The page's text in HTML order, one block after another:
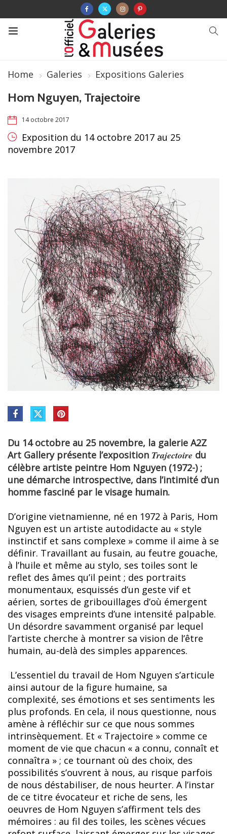
Home Galeries Expositions Galeries
Hom Nguyen, Trajectoire
14 octobre 2017
Exposition du 14 octobre 2017 au 25
novembre 2017
Du 14 octobre au 25 novembre, la galerie A2Z
Art Gallery présente l’exposition Trajectoire du
célèbre artiste peintre Hom Nguyen (1972-);
une démarche introspective, dans l’intimité d’un
homme fasciné par le visage humain.
D’origine vietnamienne, né en 1972 à Paris, Hom
Nguyen est un artiste autodidacte au « style
instinctif et sans complexe » comme il aime à se
définir. Travaillant au fusain, au feutre gouache,
à l’huile et même au stylo, ses toiles sont le
reflet des âmes qu’il peint ; des portraits
monumentaux, esquissés d’un geste vif et
aérien, sortes de gribouillages d’où émergent
des visages empreints d’une intensité palpable.
Un désordre savamment organisé par lequel
l’artiste cherche à montrer sa vision de l’être
humain, au-delà des simples apparences.
L’essentiel du travail de Hom Nguyen s’articule
ainsi autour de la figure humaine, sa
complexité, ses émotions et ses sentiments les
plus profonds. En cela, il nous questionne, nous
amène à réfléchir sur ce que nous sommes
intrinsèquement. Et « Trajectoire » comme ce
moment de vie que chacun « a connu, connaît et
connaîtra » ; ce tournant où des choix, des
possibilités s’ouvrent à nous, au risque parfois
de nous déstabiliser, de nous heurter. A l’instar
de ce titre évocateur et riche de sens, les
oeuvres de Hom Nguyen s’affirment tels des
mémoires : au fil des toiles, les scènes vécues